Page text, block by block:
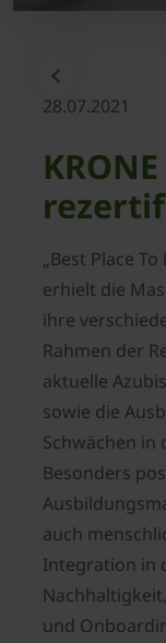
28.07.2021
„Best Place
erhielt die
ihre
Rahmen der
aktuelle
sowie die
Schwächen
Besonders
auch
Integration in
und